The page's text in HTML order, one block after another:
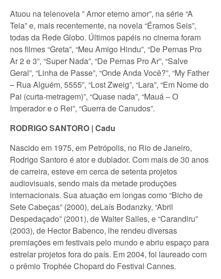
Atuou na telenovela ” Amor eterno amor”, na série “A
Teia” e, mais recentemente, na novela “Éramos Seis”,
todas da Rede Globo. Últimos papéis no cinema foram
nos filmes “Greta”, “Meu Amigo Hindu”, “De Pernas Pro
Ar 2 e 3”, “Super Nada”, “De Pernas Pro Ar”, “Salve
Geral”, “Linha de Passe”, “Onde Anda Você?”, “My Father
– Rua Alguém, 5555”, “Lost Zweig”, “Lara”, “Em Nome do
Pai (curta-metragem)”, “Quase nada”, “Mauá – O
Imperador e o Rei”, “Guerra de Canudos”.
RODRIGO SANTORO | Cadu
Nascido em 1975, em Petrópolis, no Rio de Janeiro,
Rodrigo Santoro é ator e dublador. Com mais de 30 anos
de carreira, esteve em cerca de setenta projetos
audiovisuais, sendo mais da metade produções
internacionais. Sua atuação em longas como “Bicho de
Sete Cabeças” (2000), deLaís Bodanzky, “Abril
Despedaçado” (2001), de Walter Salles, e “Carandiru”
(2003), de Hector Babenco, lhe rendeu diversas
premiações em festivais pelo mundo e abriu espaço para
estrelar projetos fora do país. Em 2004, foi laureado com
o prêmio Trophée Chopard do Festival Cannes.